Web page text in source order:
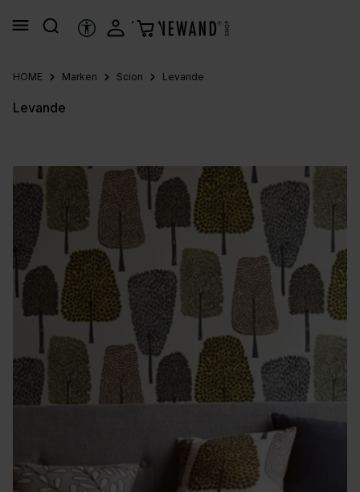
springen
HILFSTOOLS
HOME Marken Scion Levande
Levande